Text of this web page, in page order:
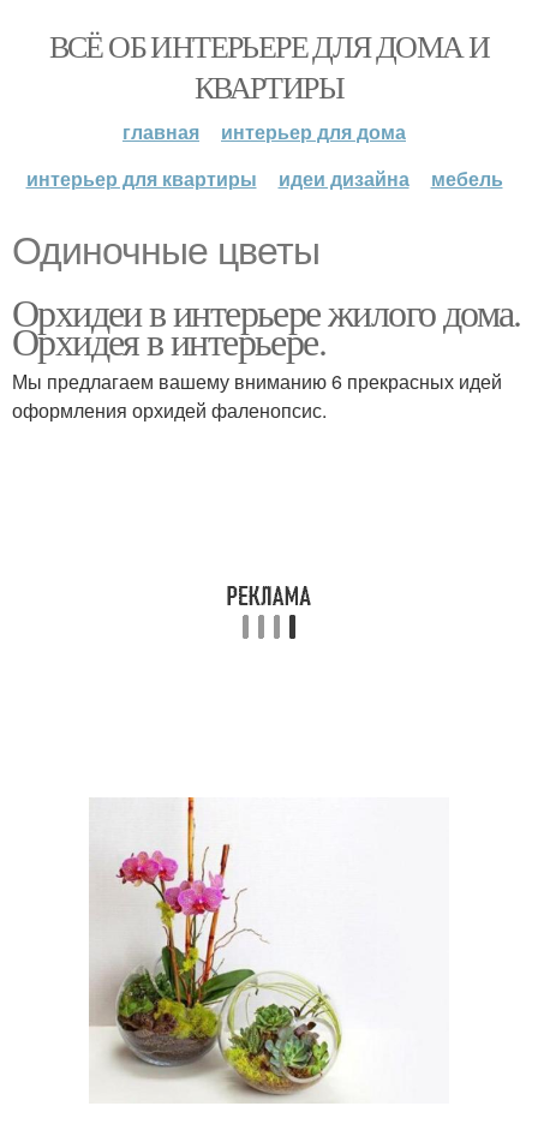
ВСЁ ОБ ИНТЕРЬЕРЕ ДЛЯ ДОМА И
КВАРТИРЫ
главная
интерьер для дома
интерьер для квартиры
идеи дизайна мебель
Одиночные цветы
Орхидеи в интерьере жилого дома.
Орхидея в интерьере.
Мы предлагаем вашему вниманию 6 прекрасных идей
оформления орхидей фаленопсис.